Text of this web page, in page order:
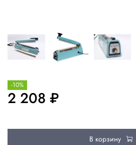
2 208 ₽
-10%
В корзину